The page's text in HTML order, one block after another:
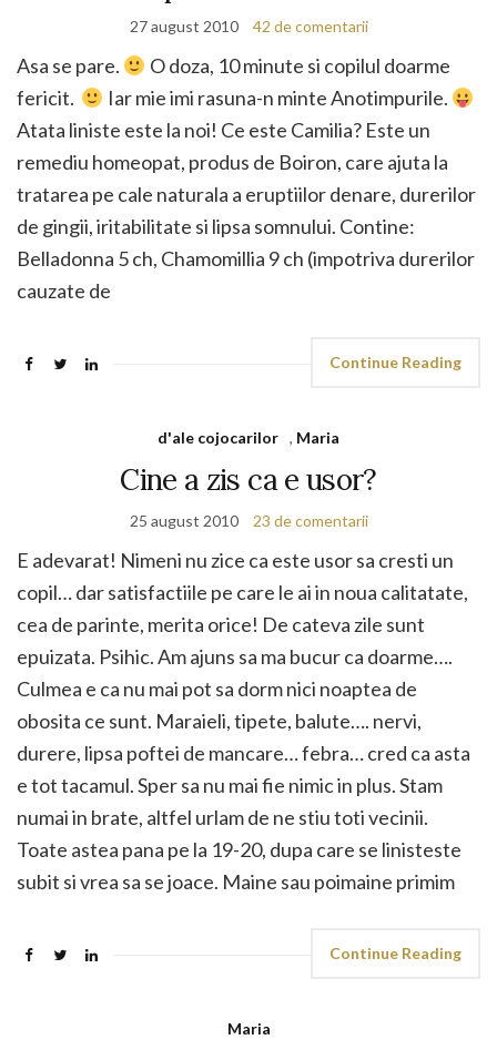
27 august 2010 42 de comentarii
Asa se pare.
O doza, 10 minute si copilul doarme
fericit.
Iar mie imi rasuna-n minte Anotimpurile.
Atata liniste este la noi! Ce este Camilia? Este un
remediu homeopat, produs de Boiron, care ajuta la
tratarea pe cale naturala a eruptiilor denare, durerilor
de gingii, iritabilitate si lipsa somnului. Contine:
Belladonna 5 ch, Chamomillia 9 ch (impotriva durerilor
cauzate de
Continue Reading
d'ale cojocarilor , Maria
Cine a zis ca e usor?
25 august 2010 23 de comentarii
E adevarat! Nimeni nu zice ca este usor sa cresti un
copil… dar satisfactiile pe care le ai in noua calitatate,
cea de parinte, merita orice! De cateva zile sunt
epuizata. Psihic. Am ajuns sa ma bucur ca doarme….
Culmea e ca nu mai pot sa dorm nici noaptea de
obosita ce sunt. Maraieli, tipete, balute…. nervi,
durere, lipsa poftei de mancare… febra… cred ca asta
e tot tacamul. Sper sa nu mai fie nimic in plus. Stam
numai in brate, altfel urlam de ne stiu toti vecinii.
Toate astea pana pe la 19-20, dupa care se linisteste
subit si vrea sa se joace. Maine sau poimaine primim
Continue Reading
Maria